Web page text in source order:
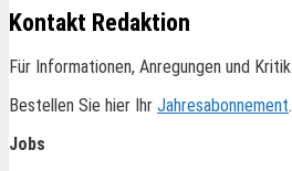
Kontakt Redaktion
Für Informationen, Anregungen und Kritik
Bestellen Sie hier Ihr Jahresabonnement.
Jobs